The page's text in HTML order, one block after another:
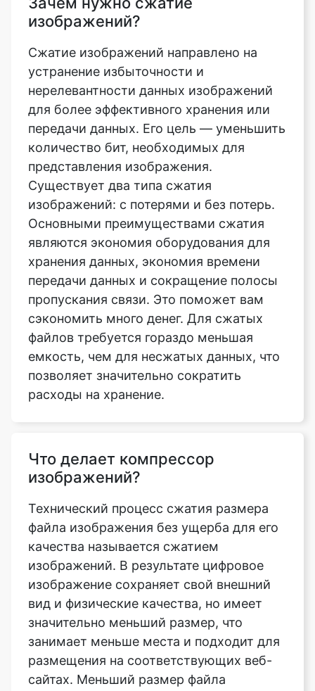
устранение избыточности и
нерелевантности данных изображений
для более эффективного хранения или
передачи данных. Его цель — уменьшить
количество бит, необходимых для
представления изображения.
Существует два типа сжатия
изображений: с потерями и без потерь.
Основными преимуществами сжатия
являются экономия оборудования для
хранения данных, экономия времени
передачи данных и сокращение полосы
пропускания связи. Это поможет вам
сэкономить много денег. Для сжатых
файлов требуется гораздо меньшая
емкость, чем для несжатых данных, что
позволяет значительно сократить
расходы на хранение.
Что делает компрессор
Технический процесс сжатия размера
файла изображения без ущерба для его
качества называется сжатием
изображений. В результате цифровое
изображение сохраняет свой внешний
вид и физические качества, но имеет
значительно меньший размер, что
занимает меньше места и подходит для
размещения на соответствующих веб-
сайтах. Меньший размер файла
позволяет сохранять изображение
более экономично и эффективно, так как
объем занимаемой памяти будет